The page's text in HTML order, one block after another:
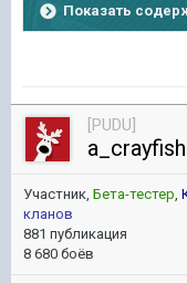
Показать
[PUDU]
a_crayfish
Участник, Бета-тестер,
кланов
881 публикация
8 680 боёв